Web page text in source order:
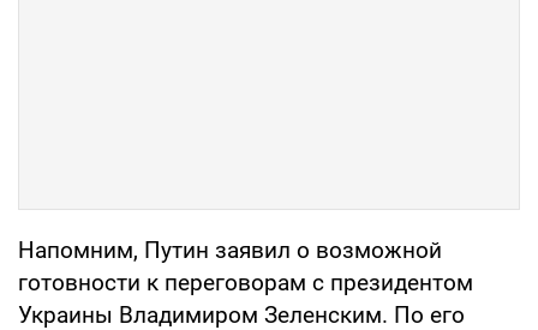
Напомним, Путин заявил о возможной
готовности к переговорам с президентом
Украины Владимиром Зеленским. По его